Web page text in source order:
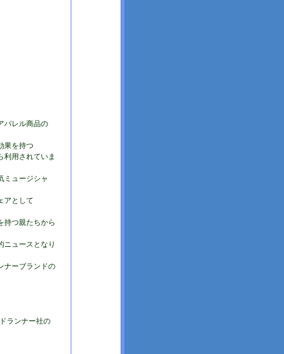
パレル商品の
果を持つ
利用されていま
ミュージシャ
アとして
持つ親たちから
ニュースとなり
ナーブランドの
ランナー社の